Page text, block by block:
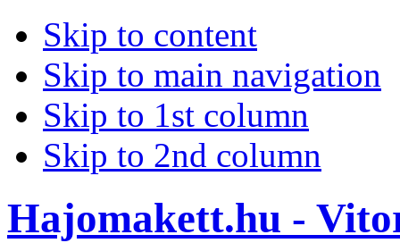
Skip to content
Skip to main navigation
Skip to 1st column
Skip to 2nd column
Hajomakett.hu -